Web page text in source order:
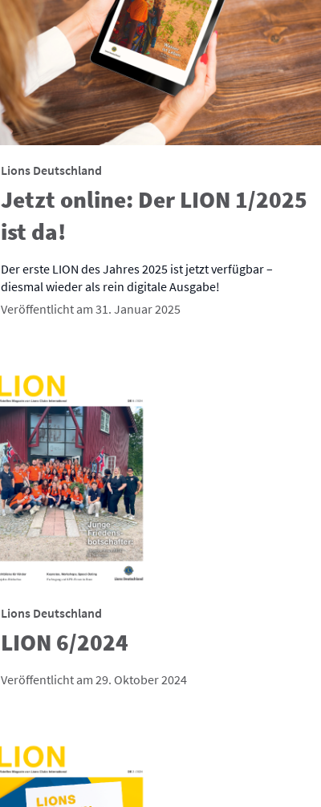
Lions Deutschland
Jetzt online: Der LION 1/2025
ist da!
Der erste LION des Jahres 2025 ist jetzt verfügbar –
diesmal wieder als rein digitale Ausgabe!
Veröffentlicht am 31. Januar 2025
Lions Deutschland
LION 6/2024
Veröffentlicht am 29. Oktober 2024